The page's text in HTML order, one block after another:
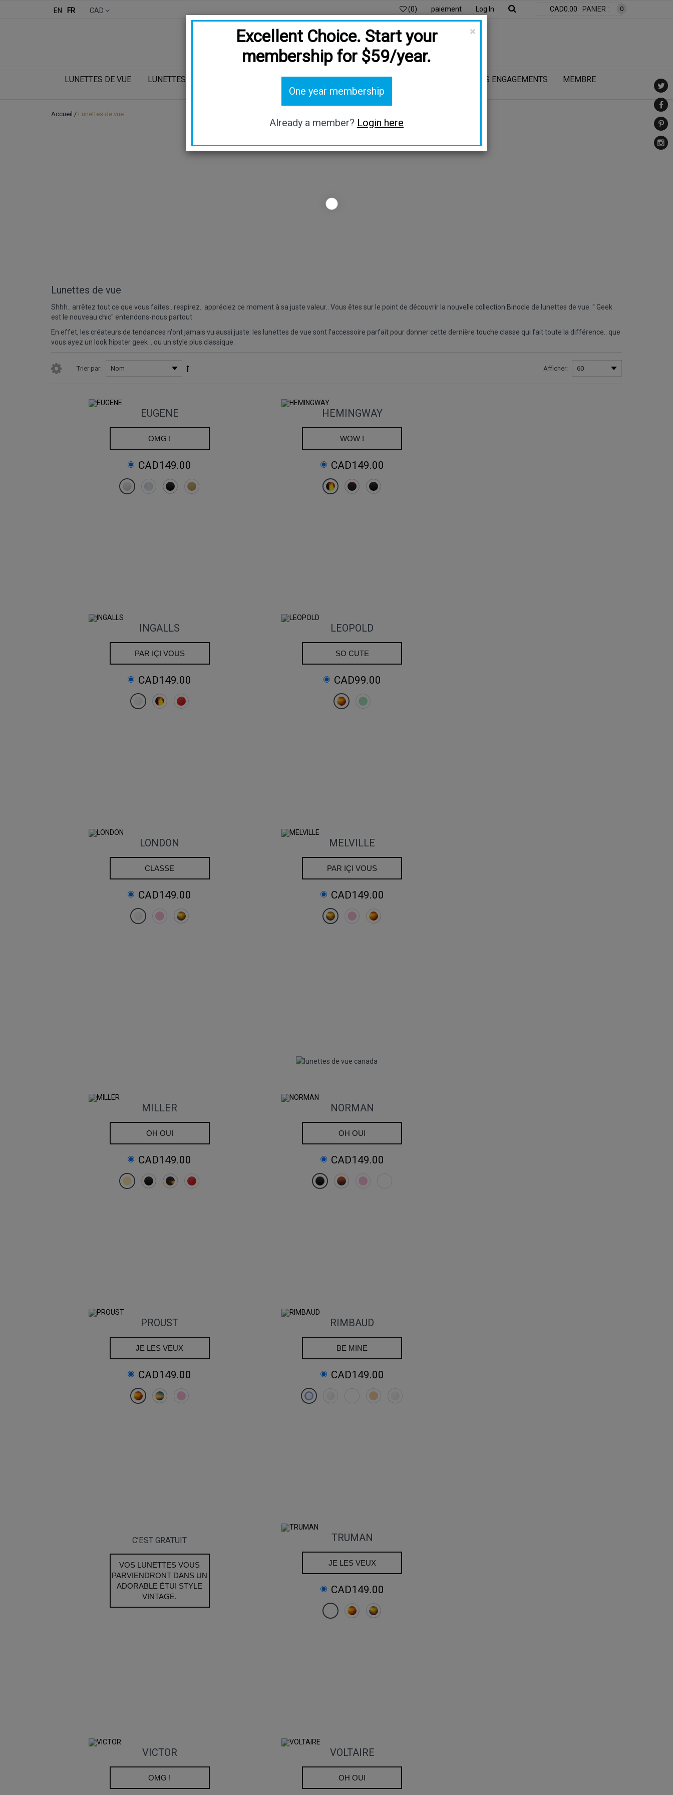
EN FR CAD (0) paiement Log In 0
PANIER :
CAD0.00
LUNETTES DE VUE LUNETTES DE SOLEIL LUMIÈRE BLEUE DEVENIR AMBASSADEUR NOS ENGAGEMENTS
MEMBRE
PRIVILÈGE HÔTESSE
BLOG
Accueil / Lunettes de vue
Lunettes de vue
Shhh.. arrêtez tout ce que vous faites.. respirez.. appréciez ce moment à sa juste valeur.. Vous êtes sur le point de découvrir la nouvelle collection Binocle de lunettes de vue. '' Geek
est le nouveau chic'' entendons-nous partout.
En effet, les créateurs de tendances n'ont jamais vu aussi juste: les lunettes de vue sont l'accessoire parfait pour donner cette dernière touche classe qui fait toute la différence.. que
vous ayez un look hipster geek .. ou un style plus classique.
Trier par: Afficher:
EUGENE
OMG !
CAD149.00
HEMINGWAY
WOW !
CAD149.00
INGALLS
PAR IÇI VOUS
CAD149.00
LEOPOLD
SO CUTE
CAD99.00
LONDON
CLASSE
CAD149.00
MELVILLE
PAR IÇI VOUS
CAD149.00
MILLER
OH OUI
CAD149.00
NORMAN
OH OUI
CAD149.00
PROUST
JE LES VEUX
CAD149.00
RIMBAUD
BE MINE
CAD149.00
C’EST GRATUIT
VOS LUNETTES VOUS
PARVIENDRONT DANS UN
ADORABLE ÉTUI STYLE
VINTAGE.
TRUMAN
JE LES VEUX
CAD149.00
VICTOR
OMG !
VOLTAIRE
OH OUI
×
Excellent Choice. Start your
membership for $59/year.
One year membership
Already a member? Login here